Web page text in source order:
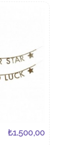
₺1.500,00